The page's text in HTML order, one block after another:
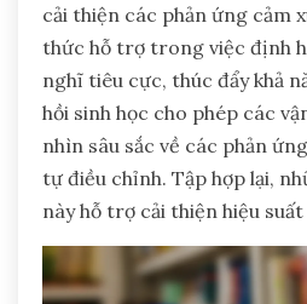
cải thiện các phản ứng cảm
thức hỗ trợ trong việc định
nghĩ tiêu cực, thúc đẩy khả
hồi sinh học cho phép các
nhìn sâu sắc về các phản
tự điều chỉnh. Tập hợp lại,
này hỗ trợ cải thiện hiệu